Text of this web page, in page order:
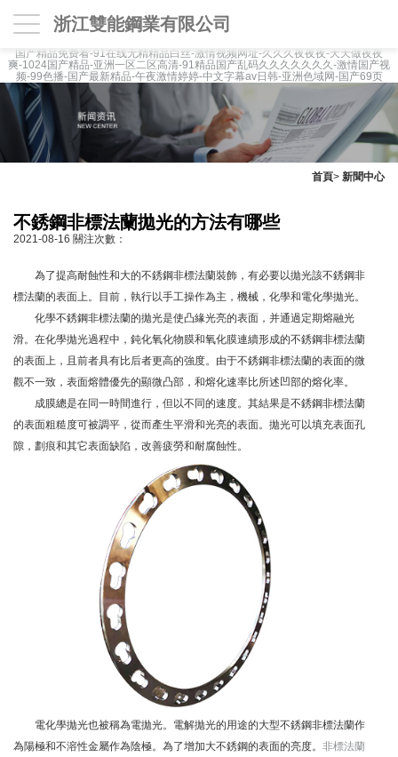
国产精品免费看-91在线无精精品白丝-激情视频网址-久久久夜夜夜-天天做夜夜
爽-1024国产精品-亚洲一区二区高清-91精品国产乱码久久久久久久久-激情国产视
频-99色播-国产最新精品-午夜激情婷婷-中文字幕av日韩-亚洲色域网-国产69页
浙江雙能鋼業有限公司
首頁> 新聞中心
不銹鋼非標法蘭拋光的方法有哪些
2021-08-16 關注次數：
為了提高耐蝕性和大的不銹鋼非標法蘭裝飾，有必要以拋光該不銹鋼非
標法蘭的表面上。目前，執行以手工操作為主，機械，化學和電化學拋光。
化學不銹鋼非標法蘭的拋光是使凸緣光亮的表面，并通過定期熔融光
滑。在化學拋光過程中，鈍化氧化物膜和氧化膜連續形成的不銹鋼非標法蘭
的表面上，且前者具有比后者更高的強度。由于不銹鋼非標法蘭的表面的微
觀不一致，表面熔體優先的顯微凸部，和熔化速率比所述凹部的熔化率。
成膜總是在同一時間進行，但以不同的速度。其結果是不銹鋼非標法蘭
的表面粗糙度可被調平，從而產生平滑和光亮的表面。拋光可以填充表面孔
隙，劃痕和其它表面缺陷，改善疲勞和耐腐蝕性。
電化學拋光也被稱為電拋光。電解拋光的用途的大型不銹鋼非標法蘭作
為陽極和不溶性金屬作為陰極。為了增加大不銹鋼的表面的亮度。 非標法蘭